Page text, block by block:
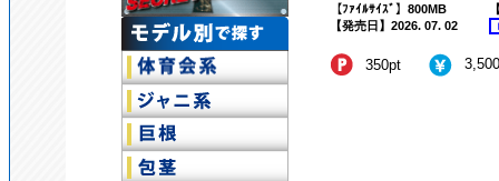
【ﾌｧｲﾙｻｲｽﾞ】800MB
【発売日】2026. 07. 02
350pt